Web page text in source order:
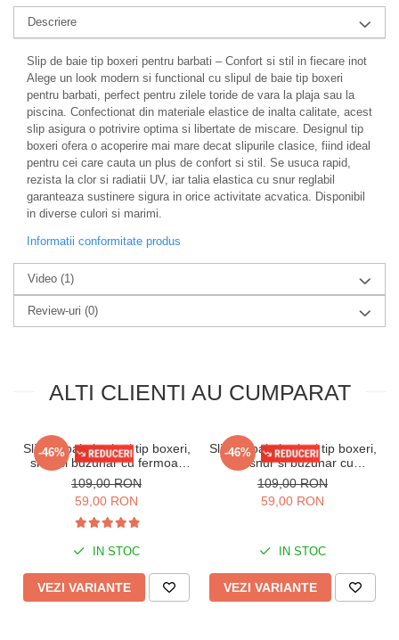
Descriere
Slip de baie tip boxeri pentru barbati – Confort si stil in fiecare inot
Alege un look modern si functional cu slipul de baie tip boxeri
pentru barbati, perfect pentru zilele toride de vara la plaja sau la
piscina. Confectionat din materiale elastice de inalta calitate, acest
slip asigura o potrivire optima si libertate de miscare. Designul tip
boxeri ofera o acoperire mai mare decat slipurile clasice, fiind ideal
pentru cei care cauta un plus de confort si stil. Se usuca rapid,
rezista la clor si radiatii UV, iar talia elastica cu snur reglabil
garanteaza sustinere sigura in orice activitate acvatica. Disponibil
in diverse culori si marimi.
Informatii conformitate produs
Video (1)
Review-uri (0)
ALTI CLIENTI AU CUMPARAT
-46%
Slip de baie barbati tip boxeri,
snur si buzunar cu fermoar
bleumarin/albastru Q328
109,00 RON
59,00 RON
IN STOC
VEZI VARIANTE
-46%
Slip de baie barbati tip boxeri,
cu snur si buzunar cu
fermoar bleumarin/verde
Q329
109,00 RON
59,00 RON
IN STOC
VEZI VARIANTE